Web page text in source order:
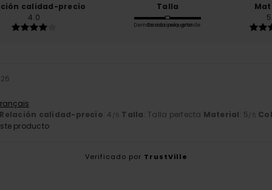
calidad-precio
4.0
Talla
Demasiado pequeño
Demasiado grande
Relación calidad-precio: 4 /5 Talla: Talla perfecta Material: 5/5
producto
Verificado por TrustVille